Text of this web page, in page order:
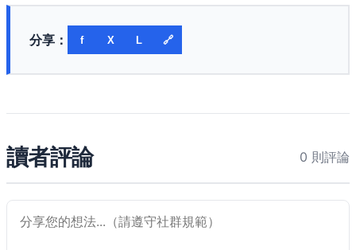
分享： f X L 🔗
讀者評論 0 則評論